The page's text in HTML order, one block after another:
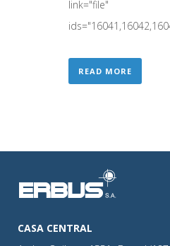
link="file"
READ MORE
CASA CENTRAL